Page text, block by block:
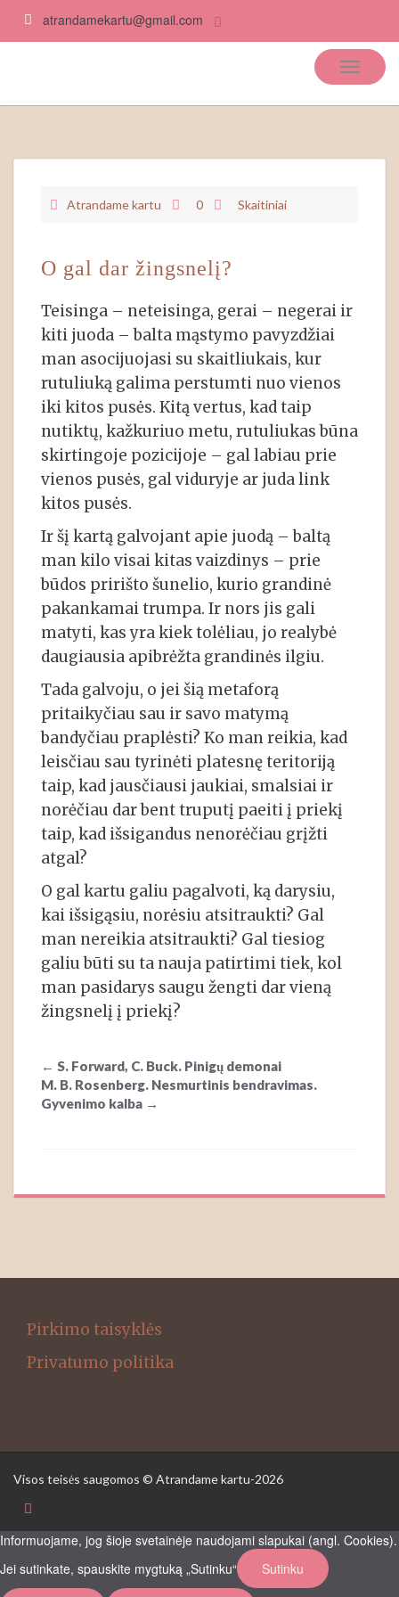
atrandamekartu@gmail.com
Atrandame kartu 0 Skaitiniai
O gal dar žingsnelį?
Teisinga – neteisinga, gerai – negerai ir
kiti juoda – balta mąstymo pavyzdžiai
man asocijuojasi su skaitliukais, kur
rutuliuką galima perstumti nuo vienos
iki kitos pusės. Kitą vertus, kad taip
nutiktų, kažkuriuo metu, rutuliukas būna
skirtingoje pozicijoje – gal labiau prie
vienos pusės, gal viduryje ar juda link
kitos pusės.
Ir šį kartą galvojant apie juodą – baltą
man kilo visai kitas vaizdinys – prie
būdos pririšto šunelio, kurio grandinė
pakankamai trumpa. Ir nors jis gali
matyti, kas yra kiek tolėliau, jo realybė
daugiausia apibrėžta grandinės ilgiu.
Tada galvoju, o jei šią metaforą
pritaikyčiau sau ir savo matymą
bandyčiau praplėsti? Ko man reikia, kad
leisčiau sau tyrinėti platesnę teritoriją
taip, kad jausčiausi jaukiai, smalsiai ir
norėčiau dar bent truputį paeiti į priekį
taip, kad išsigandus nenorėčiau grįžti
atgal?
O gal kartu galiu pagalvoti, ką darysiu,
kai išsigąsiu, norėsiu atsitraukti? Gal
man nereikia atsitraukti? Gal tiesiog
galiu būti su ta nauja patirtimi tiek, kol
man pasidarys saugu žengti dar vieną
žingsnelį į priekį?
Post
navigation
← S. Forward, C. Buck. Pinigų demonai
M. B. Rosenberg. Nesmurtinis bendravimas.
Gyvenimo kalba →
Pirkimo taisyklės
Privatumo politika
Visos teisės saugomos © Atrandame kartu-2026
Informuojame, jog šioje svetainėje naudojami slapukai (angl. Cookies).
Jei sutinkate, spauskite mygtuką „Sutinku“
Sutinku